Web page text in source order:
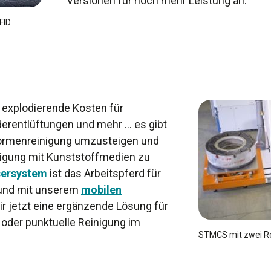
STMCS mit zwei
Kosten für
und mehr ... es gibt
umzusteigen und
mit Kunststoffmedien zu
ist das Arbeitspferd für
mit unserem mobilen
jetzt eine ergänzende Lösung für
punktuelle Reinigung im